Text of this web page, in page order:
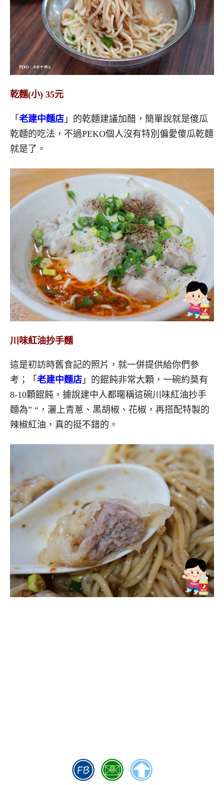
乾麵(小) 35元
「 老建中麵店 」的乾麵建議加醋，簡單說就是傻瓜
乾麵的吃法，不過PEKO個人沒有特別偏愛傻瓜乾麵
就是了。
川味紅油抄手麵
這是初訪時舊食記的照片，就一併提供給你們參
考；「 老建中麵店 」的餛飩非常大顆，一碗約莫有
8-10顆餛飩，據說建中人都暱稱這碗川味紅油抄手
麵為” “，灑上青蔥、黑胡椒、花椒，再搭配特製的
辣椒紅油，真的挺不錯的。